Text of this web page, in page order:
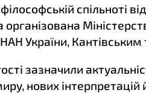
спільноті
організована
НАН України,
зазначили
нових